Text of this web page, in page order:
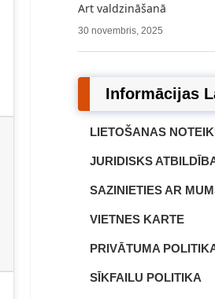
Art valdzināšanā
30 novembris, 2025
Informācijas
LIETOŠANAS
JURIDISKS
SAZINIETIES AR
VIETNES KARTE
PRIVĀTUMA
SĪKFAILU POLITIKA